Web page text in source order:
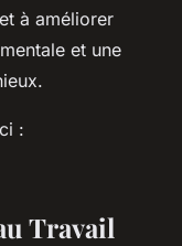
à améliorer
et une
:
Travail